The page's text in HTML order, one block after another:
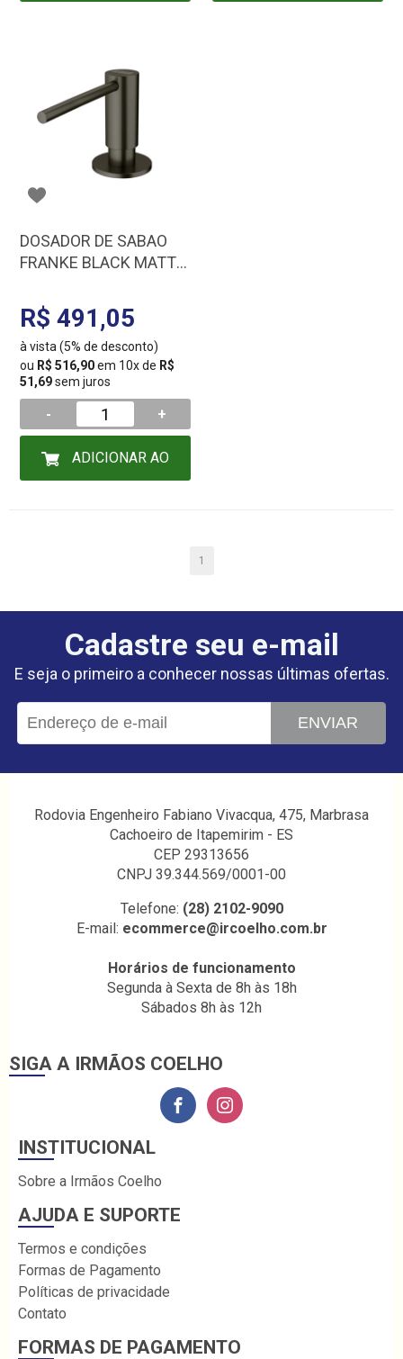
DOSADOR DE SABAO
FRANKE BLACK MATTE
R$ 491,05
à vista (5% de desconto)
ou R$ 516,90em 10x de R$
51,69sem juros
- +
1
Cadastre seu e-mail
E seja o primeiro a conhecer nossas últimas ofertas.
ENVIAR
Rodovia Engenheiro Fabiano Vivacqua, 475, Marbrasa
Cachoeiro de Itapemirim - ES
CEP 29313656
CNPJ 39.344.569/0001-00
Telefone: (28) 2102-9090
E-mail: ecommerce@ircoelho.com.br
Horários de funcionamento
Segunda à Sexta de 8h às 18h
Sábados 8h às 12h
SIGA A IRMÃOS COELHO
INSTITUCIONAL
Sobre a Irmãos Coelho
AJUDA E SUPORTE
Termos e condições
Formas de Pagamento
Políticas de privacidade
Contato
FORMAS DE PAGAMENTO